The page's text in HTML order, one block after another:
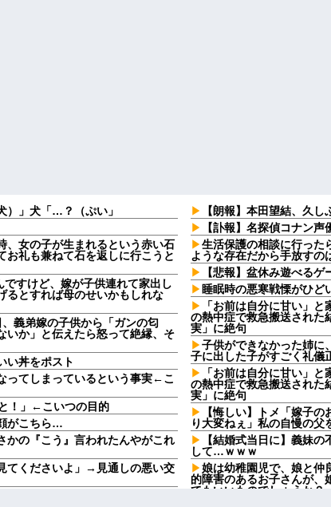
）」犬「…？（ぷい」
、女の子が生まれるという赤い石
お礼も兼ねて石を返しに行こうと
すけど、嫁が子供連れて家出し
るとすれば母のせいかもしれな
義弟嫁の子供から「ガンの匂
いか」と伝えたら怒って絶縁、そ
い丼をポスト
ってしまっているという事実←こ
！」←こいつの目的
がこちら…
かの『こう』言われたんやがこれ
てくださいよ」→見通しの悪い交
【朗報】本田望結、久
【訃報】名探偵コナン
生活保護の相談に行った
ような存在だから手放すの
【悲報】盆休み遊べるゲ
睡眠時の悪寒戦慄がひど
「お前は自分に甘い」
の熱中症で救急搬送され
実」に絶句
子供ができなかった姉に
子に出した子がすごく礼儀
「お前は自分に甘い」
の熱中症で救急搬送され
実」に絶句
【悔しい】トメ「嫁子
り大変ねぇ」私の自慢の
【結婚式当日に】義妹
して…ｗｗｗ
娘は幼稚園児で、娘と仲
的障害のあるお子さんが、
てもいいものでしょうか？